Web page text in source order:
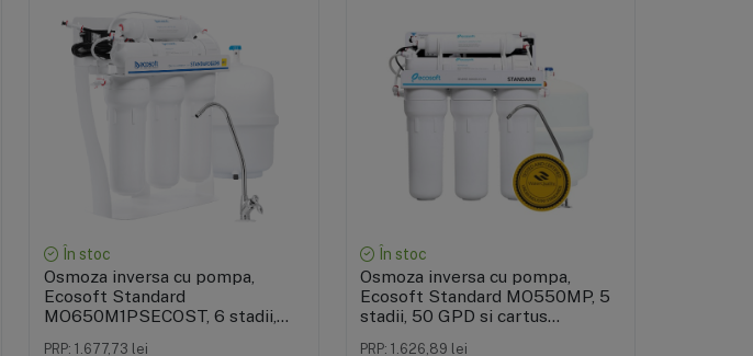
Vizualizare rapidă
În stoc
Osmoza inversa cu pompa,
Ecosoft Standard
MO650M1PSECOST, 6 stadii,
PRP: 1.677,73 lei
În stoc
Osmoza inversa cu pompa,
Ecosoft Standard MO550MP, 5
stadii, 50 GPD si cartus
PRP: 1.626,89 lei